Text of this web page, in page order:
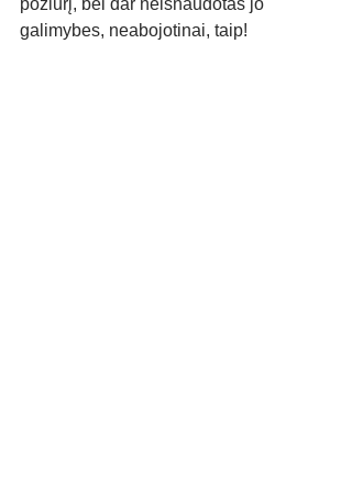
požiūrį, bei dar neišnaudotas jo
galimybes, neabojotinai, taip!